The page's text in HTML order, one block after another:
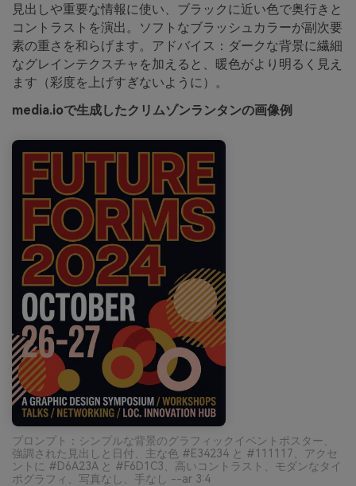
見出しや重要な情報に使い、ブラックに近い色で奥行きと
コントラストを演出。ソフトなブラッシュカラーが副次要
素の重さを和らげます。アドバイス：ダークな背景に繊細
なグレインテクスチャを加えると、暖色がより明るく見え
ます（彩度を上げすぎないように）。
media.ioで生成したクリムゾンランタンの画像例
プロンプト：シンプルな背景のグラフィックイベントポスター、
強調された見出しと日付、主な色 #E34234 と #111117、アクセ
ントに #D6A23A と #F6D1C3、高いコントラスト、モダンなタイ
ポグラフィ、写真なし、手なし --ar 3:4